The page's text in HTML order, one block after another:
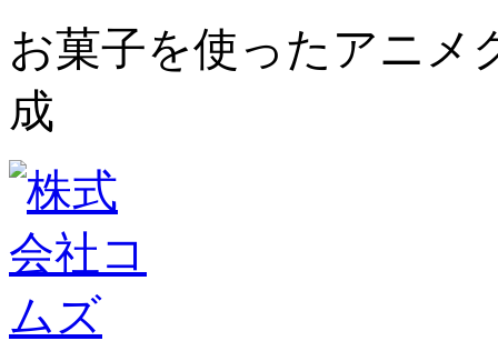
お菓子を使ったアニメ
成